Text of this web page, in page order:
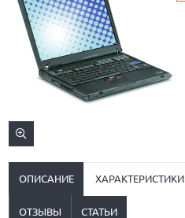
ОПИСАНИЕ ХАРАКТЕРИСТИКИ
ОТЗЫВЫ СТАТЬИ